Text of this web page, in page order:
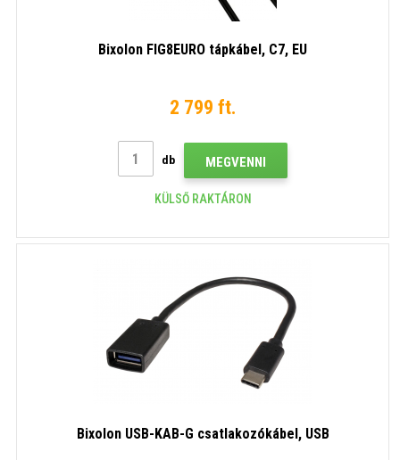
Bixolon FIG8EURO tápkábel, C7, EU
2 799 ft.
db MEGVENNI
KÜLSŐ RAKTÁRON
Bixolon USB-KAB-G csatlakozókábel, USB